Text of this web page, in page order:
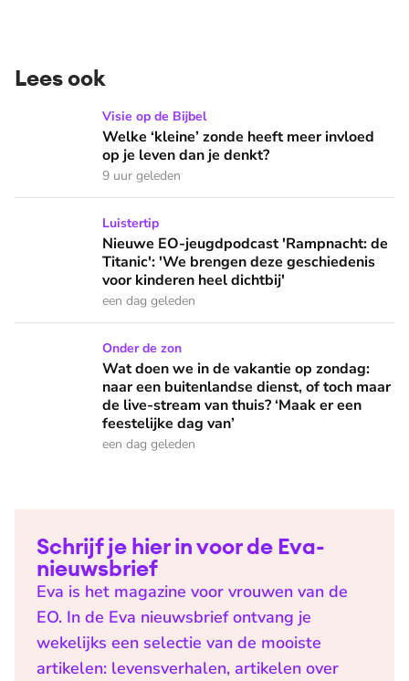
Lees ook
Welke ‘kleine’ zonde heeft meer invloed op je leven dan je
Visie op de Bijbel
Welke ‘kleine’ zonde heeft meer invloed
op je leven dan je denkt?
9 uur geleden
Nieuwe EO-jeugdpodcast 'Rampnacht: de Titanic': 'We
Luistertip
Nieuwe EO-jeugdpodcast 'Rampnacht: de
Titanic': 'We brengen deze geschiedenis
voor kinderen heel dichtbij'
een dag geleden
Wat doen we in de vakantie op zondag: naar een
Onder de zon
Wat doen we in de vakantie op zondag:
naar een buitenlandse dienst, of toch maar
de live-stream van thuis? ‘Maak er een
feestelijke dag van’
een dag geleden
Schrijf je hier in voor de Eva-
nieuwsbrief
Eva is het magazine voor vrouwen van de
EO. In de Eva nieuwsbrief ontvang je
wekelijks een selectie van de mooiste
artikelen: levensverhalen, artikelen over